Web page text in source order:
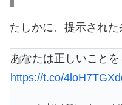
たしかに、提示され
あなたは正しいことを
https://t.co/